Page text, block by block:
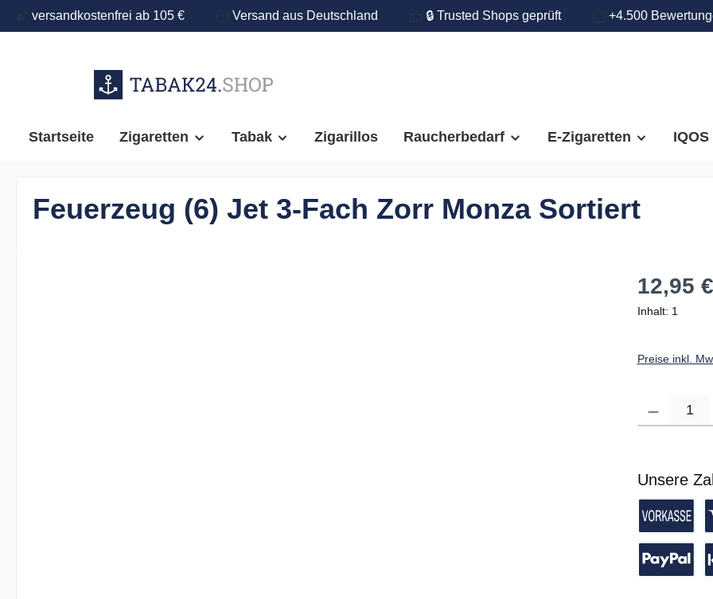
Zur Hauptnavigation springen
versandkostenfrei ab 105 € Versand aus Deutschland 🔒 Trusted Shops geprüft +4.500
Startseite Zigaretten Tabak Zigarillos Raucherbedarf E-Zigaretten IQOS
Feuerzeug (6) Jet 3-Fach Zorr Monza Sortiert
12,95 €
Inhalt: 1
Preise inkl.
Unsere
Vorkasse